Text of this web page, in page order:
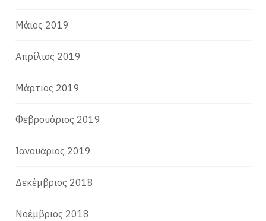
Μάιος 2019
Απρίλιος 2019
Μάρτιος 2019
Φεβρουάριος 2019
Ιανουάριος 2019
Δεκέμβριος 2018
Νοέμβριος 2018